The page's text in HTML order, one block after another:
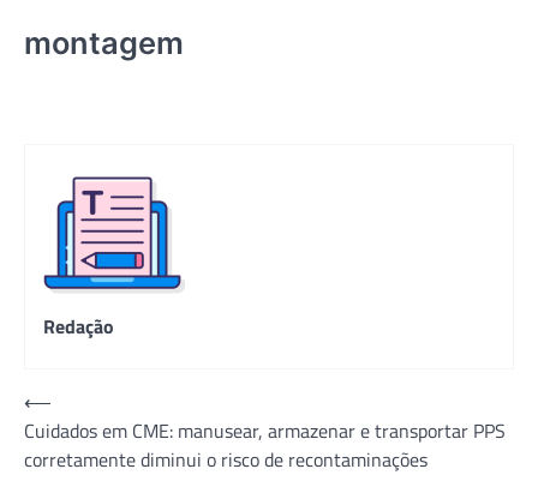
montagem
Redação
Navegação
de
Post
⟵
Cuidados em CME: manusear, armazenar e transportar PPS
corretamente diminui o risco de recontaminações